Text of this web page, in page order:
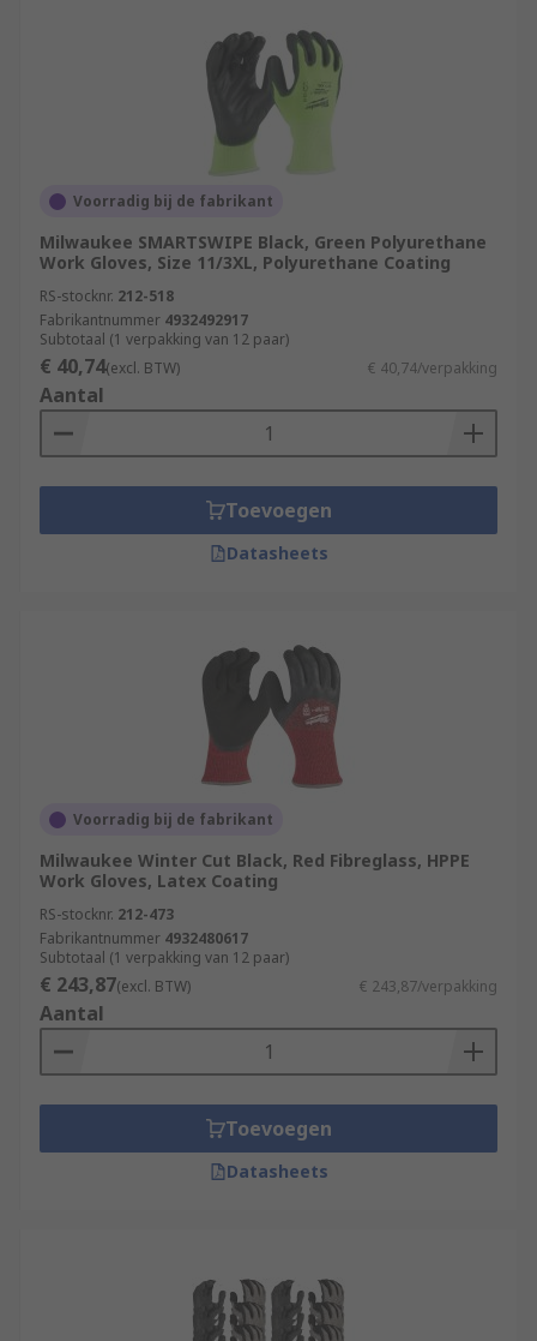
Voorradig bij de fabrikant
Milwaukee SMARTSWIPE Black, Green Polyurethane
Work Gloves, Size 11/3XL, Polyurethane Coating
RS-stocknr. 212-518
Fabrikantnummer 4932492917
Subtotaal (1 verpakking van 12 paar)
€ 40,74(excl. BTW) € 40,74/verpakking
Aantal
Toevoegen
Datasheets
Voorradig bij de fabrikant
Milwaukee Winter Cut Black, Red Fibreglass, HPPE
Work Gloves, Latex Coating
RS-stocknr. 212-473
Fabrikantnummer 4932480617
Subtotaal (1 verpakking van 12 paar)
€ 243,87(excl. BTW) € 243,87/verpakking
Aantal
Toevoegen
Datasheets